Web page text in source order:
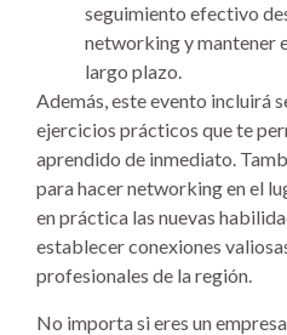
seguimiento efectivo
networking y mantener
largo plazo.
Además, este evento incluirá
ejercicios prácticos que te
aprendido de inmediato.
para hacer networking en el
en práctica las nuevas
establecer conexiones
profesionales de la región.
No importa si eres un